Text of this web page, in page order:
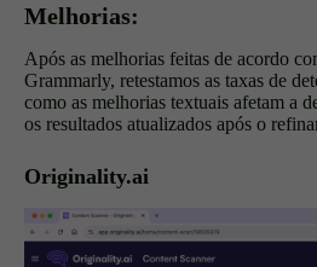
Melhorias:
Após as melhorias feitas de acordo
Grammarly, retestamos as taxas de
como as melhorias textuais afetam a
os resultados atualizados após o
Originality.ai